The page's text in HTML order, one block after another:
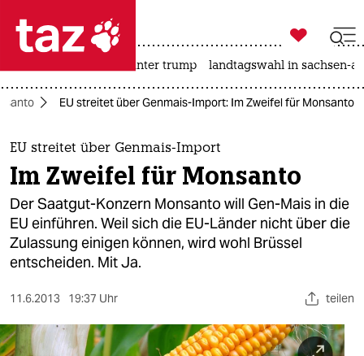
 taz zahl ich
taz zahl ich
themen
politik
öko
gesellschaft
kultur
sport

taz zahl ich
usa unter trump landtagswahl in sachsen-
EU streitet über Genmais-Import: Im Zweifel für Monsanto
EU streitet über Genmais-Import
Im Zweifel für Monsanto
Der Saatgut-Konzern Monsanto will Gen-Mais in die
EU einführen. Weil sich die EU-Länder nicht über die
Zulassung einigen können, wird wohl Brüssel
entscheiden. Mit Ja.
11.6.2013 19:37 Uhr teilen